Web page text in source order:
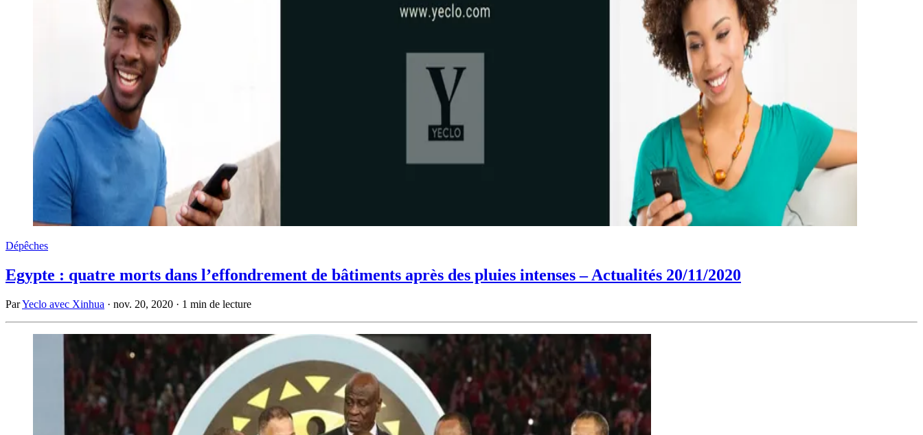
Dépêches
Egypte : quatre morts dans l’effondrement de bâtiments après des pluies intenses – Actualités 20/11/2020
ParYeclo avec Xinhua · nov. 20, 2020 · 1 min de lecture